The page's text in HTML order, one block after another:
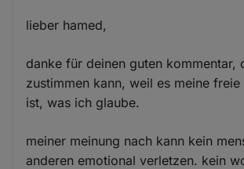
lieber hamed,
danke für deinen guten kommentar,
zustimmen kann, weil es meine freie
ist, was ich glaube.
meiner meinung nach kann kein
anderen emotional verletzen. kein